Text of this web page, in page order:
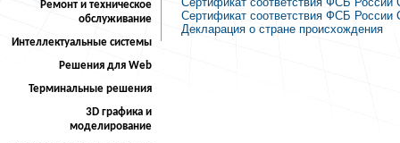
Ремонт и техническое
обслуживание
Интеллектуальные системы
Решения для Web
Терминальные решения
3D графика и
моделирование
Сертификат соответствия ФСБ России
Декларация о стране происхождения